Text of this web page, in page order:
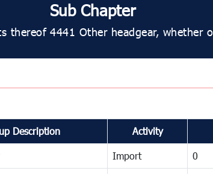
thereof
Sub Chapter
4441 Other headgear, whether
Description Activity
Import 0